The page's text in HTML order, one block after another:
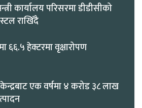
कार्यालय परिसरमा डीडीसीको
स्टल राखिँदै
६६.५ हेक्टरमा वृक्षारोपण
एक वर्षमा ४ करोड ३८ लाख